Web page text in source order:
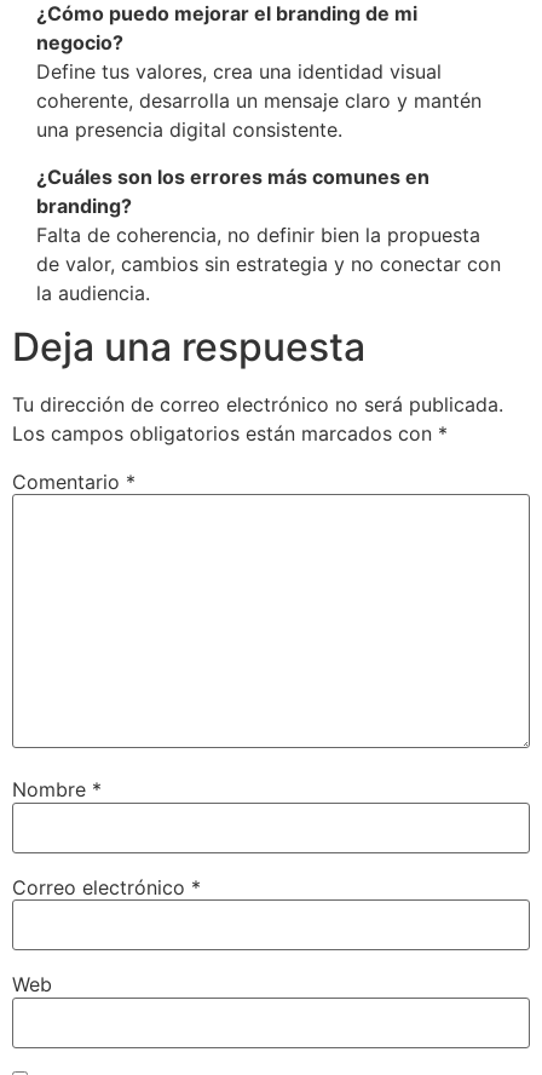
¿Cómo puedo mejorar el branding de mi
negocio?
Define tus valores, crea una identidad visual
coherente, desarrolla un mensaje claro y mantén
una presencia digital consistente.
¿Cuáles son los errores más comunes en
branding?
Falta de coherencia, no definir bien la propuesta
de valor, cambios sin estrategia y no conectar con
la audiencia.
Deja una respuesta
Tu dirección de correo electrónico no será publicada.
Los campos obligatorios están marcados con *
Comentario *
Nombre *
Correo electrónico *
Web